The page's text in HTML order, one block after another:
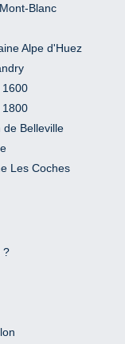
Blanc
Alpe d'Huez
1600
1800
de Belleville
Les Coches
?